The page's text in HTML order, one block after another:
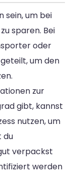
sein, um bei
sparen. Bei
oder
um den
zur
gibt, kannst
nutzen, um
du
verpackst
werden